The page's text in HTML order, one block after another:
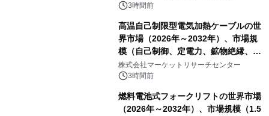
3時間前
高温自己制限型電気加熱ケーブルの世
界市場（2026年～2032年）、市場規
模（自己制御、定電力、鉱物絶縁、表
皮効果）・分析レポートを発表
株式会社マーケットリサーチセンター
3時間前
燃料電池式フォークリフトの世界市場
（2026年～2032年）、市場規模（1.5